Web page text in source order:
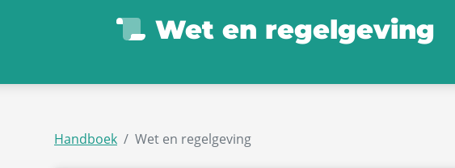
Wet en regelgeving
Handboek Wet en regelgeving